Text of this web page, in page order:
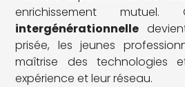
enrichissement
intergénérationnelle
prisée, les jeunes
maîtrise des technologies
expérience et leur réseau.